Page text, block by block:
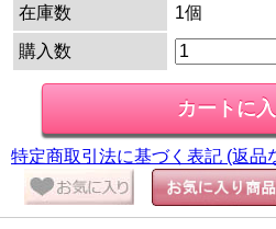
在庫数
1個
購入数
特定商取引法に基づく表記 (返品